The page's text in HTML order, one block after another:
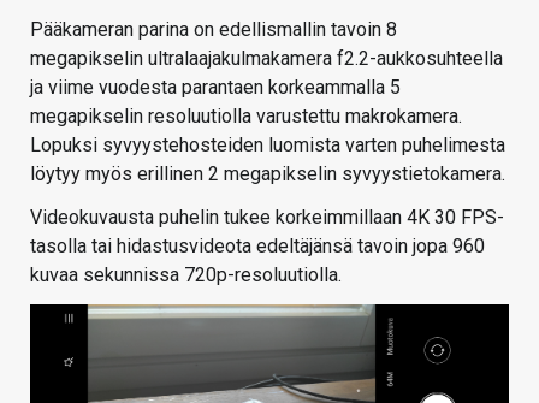
Pääkameran parina on edellismallin tavoin 8
megapikselin ultralaajakulmakamera f2.2-aukkosuhteella
ja viime vuodesta parantaen korkeammalla 5
megapikselin resoluutiolla varustettu makrokamera.
Lopuksi syvyystehosteiden luomista varten puhelimesta
löytyy myös erillinen 2 megapikselin syvyystietokamera.
Videokuvausta puhelin tukee korkeimmillaan 4K 30 FPS-
tasolla tai hidastusvideota edeltäjänsä tavoin jopa 960
kuvaa sekunnissa 720p-resoluutiolla.